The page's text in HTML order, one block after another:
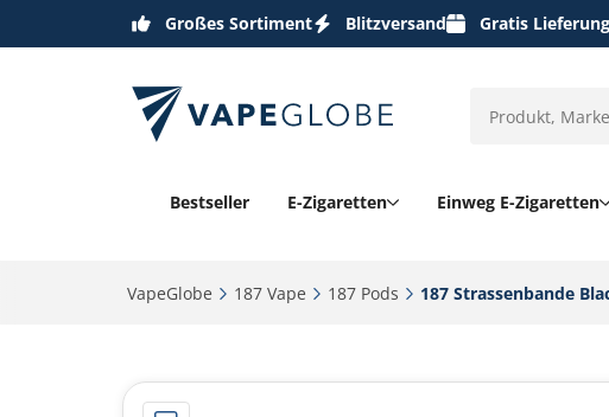
Großes Sortiment Blitzversand Gratis
Bestseller E-Zigaretten Einweg E-Zigaretten
VapeGlobe‎ 187 Vape‎ 187 Pods‎ 187 Strassenbande